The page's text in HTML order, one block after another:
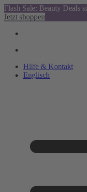
Flash Sale: Beauty Deals
Jetzt shoppen
Hilfe & Kontakt
Englisch